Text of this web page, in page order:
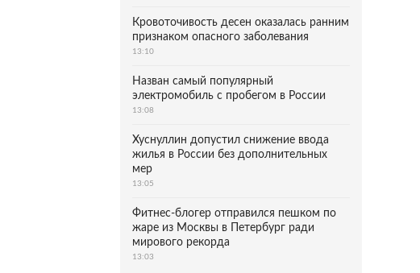
Кровоточивость десен оказалась ранним
признаком опасного заболевания
13:10
Назван самый популярный
электромобиль с пробегом в России
13:08
Хуснуллин допустил снижение ввода
жилья в России без дополнительных
мер
13:05
Фитнес-блогер отправился пешком по
жаре из Москвы в Петербург ради
мирового рекорда
13:03